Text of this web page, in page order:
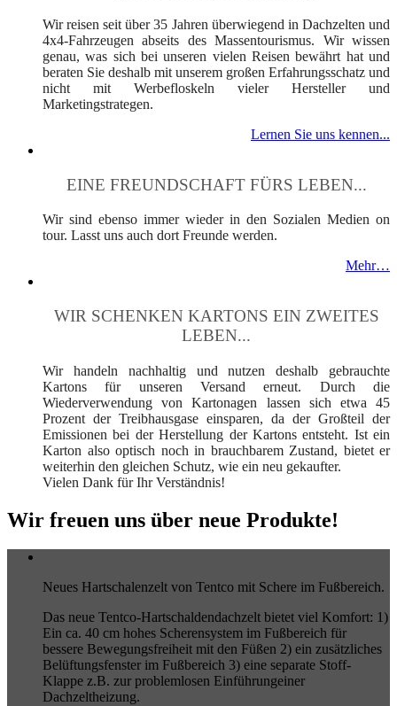
Wir reisen seit über 35 Jahren überwiegend in Dachzelten und
4x4-Fahrzeugen abseits des Massentourismus. Wir wissen
genau, was sich bei unseren vielen Reisen bewährt hat und
beraten Sie deshalb mit unserem großen Erfahrungsschatz und
nicht mit Werbefloskeln vieler Hersteller und
Marketingstrategen.
Lernen Sie uns kennen...
EINE FREUNDSCHAFT FÜRS LEBEN...
Wir sind ebenso immer wieder in den Sozialen Medien on
tour. Lasst uns auch dort Freunde werden.
Mehr…
WIR SCHENKEN KARTONS EIN ZWEITES
LEBEN...
Wir handeln nachhaltig und nutzen deshalb gebrauchte
Kartons für unseren Versand erneut. Durch die
Wiederverwendung von Kartonagen lassen sich etwa 45
Prozent der Treibhausgase einsparen, da der Großteil der
Emissionen bei der Herstellung der Kartons entsteht. Ist ein
Karton also optisch noch in brauchbarem Zustand, bietet er
weiterhin den gleichen Schutz, wie ein neu gekaufter.
Vielen Dank für Ihr Verständnis!
Wir freuen uns über neue Produkte!
Neues Hartschalenzelt von Tentco mit Schere im Fußbereich.
Das neue Tentco-Hartschaldendachzelt bietet viel Komfort: 1)
Ein ca. 40 cm hohes Scherensystem im Fußbereich für
bessere Bewegungsfreiheit mit den Füßen 2) ein zusätzliches
Belüftungsfenster im Fußbereich 3) eine separate Stoff-
Klappe z.B. zur problemlosen Einführungeiner
Dachzeltheizung.